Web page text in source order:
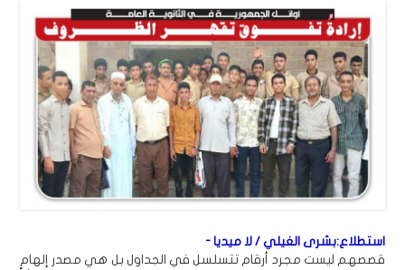
استطلاع:بشرى الغيلي / لا ميديا -
قصصهم ليست مجرد أرقام تتسلسل في الجداول بل هي مصدر إلهامٍ